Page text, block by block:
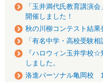
「玉井満代氏教育講演
開催しました！
秋の川柳コンテスト結果
「有名中学・高校受験
『ハロウィン玉井学校
しました。
洛進パーソナル亀岡校